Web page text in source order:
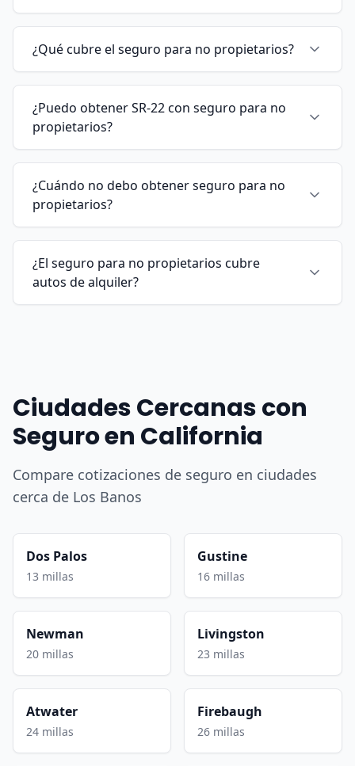
¿Qué cubre el seguro para no propietarios?
¿Puedo obtener SR-22 con seguro para no
propietarios?
¿Cuándo no debo obtener seguro para no
propietarios?
¿El seguro para no propietarios cubre
autos de alquiler?
Ciudades Cercanas con
Seguro en California
Compare cotizaciones de seguro en ciudades
cerca de Los Banos
Dos Palos
13 millas
Gustine
16 millas
Newman
20 millas
Livingston
23 millas
Atwater
24 millas
Firebaugh
26 millas